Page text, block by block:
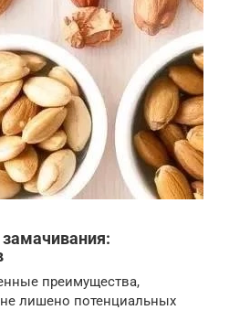
замачивания:
преимущества,
лишено потенциальных